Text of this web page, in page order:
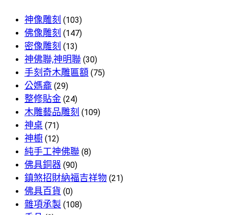
神像雕刻 (103)
佛像雕刻 (147)
密像雕刻 (13)
神佛聯,神明聯 (30)
手刻奇木雕匾額 (75)
公媽龕 (29)
整修貼金 (24)
木雕藝品雕刻 (109)
神桌 (71)
神櫥 (12)
純手工神佛聯 (8)
佛具銅器 (90)
鎮煞招財納福吉祥物 (21)
佛具百貨 (0)
雜項承製 (108)